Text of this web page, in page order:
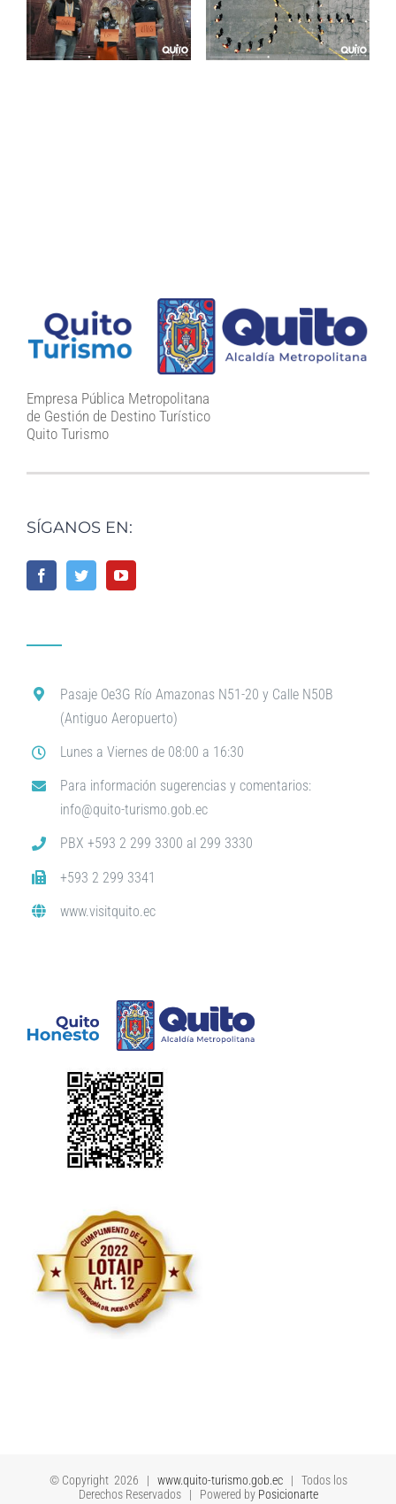
Empresa Pública Metropolitana
de Gestión de Destino Turístico
Quito Turismo
SÍGANOS EN:
Pasaje Oe3G Río Amazonas N51-20 y Calle N50B
(Antiguo Aeropuerto)
Lunes a Viernes de 08:00 a 16:30
Para información sugerencias y comentarios:
info@quito-turismo.gob.ec
PBX +593 2 299 3300 al 299 3330
+593 2 299 3341
www.visitquito.ec
© Copyright 2026 | www.quito-turismo.gob.ec| Todos los
Derechos Reservados | Powered by Posicionarte